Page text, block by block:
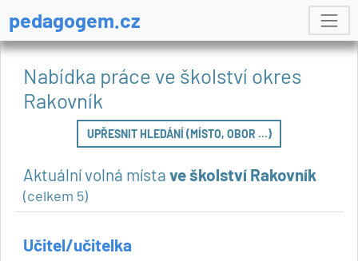
pedagogem.cz
Nabídka práce ve školství okres
Rakovník
UPŘESNIT HLEDÁNÍ (MÍSTO, OBOR ...)
Aktuální volná místa ve školství Rakovník
(celkem 5)
Učitel/učitelka